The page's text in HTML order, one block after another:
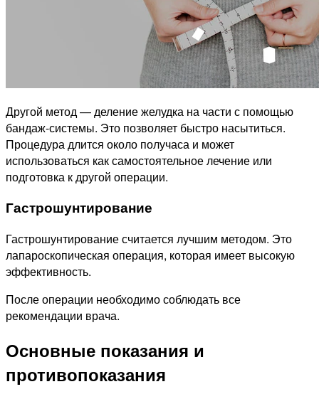
Другой метод — деление желудка на части с помощью
бандаж-системы. Это позволяет быстро насытиться.
Процедура длится около получаса и может
использоваться как самостоятельное лечение или
подготовка к другой операции.
Гастрошунтирование
Гастрошунтирование считается лучшим методом. Это
лапароскопическая операция, которая имеет высокую
эффективность.
После операции необходимо соблюдать все
рекомендации врача.
Основные показания и
противопоказания